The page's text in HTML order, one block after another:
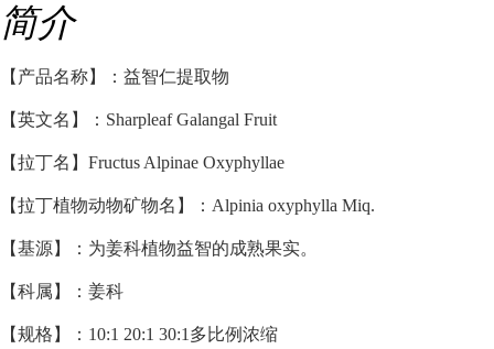
简介
【产品名称】：益智仁提取物
【英文名】：Sharpleaf Galangal Fruit
【拉丁名】Fructus Alpinae Oxyphyllae
【拉丁植物动物矿物名】：Alpinia oxyphylla Miq.
【基源】：为姜科植物益智的成熟果实。
【科属】：姜科
【规格】：10:1 20:1 30:1多比例浓缩